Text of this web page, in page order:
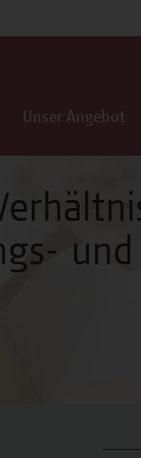
Unser Angebot
und